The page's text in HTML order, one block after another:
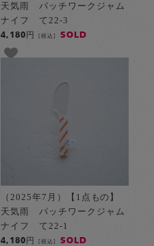
天気雨 パッチワークジャム
ナイフ て22-3
4,180円 [税込] SOLD
（2025年7月）【1点もの】
天気雨 パッチワークジャム
ナイフ て22-1
4,180円 [税込] SOLD